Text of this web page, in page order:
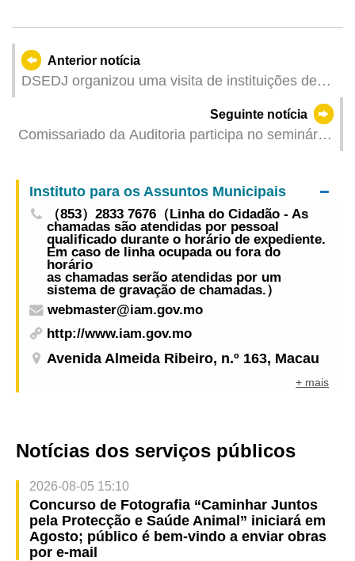
Anterior notícia
DSEDJ organizou uma visita de instituições de
objectivo de alargar o leque de estudantes e
consolidar a ligação e a cooperação com as
Seguinte notícia
Comissariado da Auditoria participa no seminário
Portuguesa
Instituto para os Assuntos Municipais
（853）2833 7676（Linha do Cidadão - As
chamadas são atendidas por pessoal
qualificado durante o horário de expediente.
Em caso de linha ocupada ou fora do
horário
as chamadas serão atendidas por um
sistema de gravação de chamadas.）
webmaster@iam.gov.mo
http://www.iam.gov.mo
Avenida Almeida Ribeiro, n.º 163, Macau
+ mais
Notícias dos serviços públicos
2026-08-05 15:10
Concurso de Fotografia “Caminhar Juntos
pela Protecção e Saúde Animal” iniciará em
Agosto; público é bem-vindo a enviar obras
por e-mail